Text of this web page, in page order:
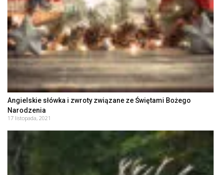
Angielskie słówka i zwroty związane ze Świętami Bożego
Narodzenia
17 listopada, 2021